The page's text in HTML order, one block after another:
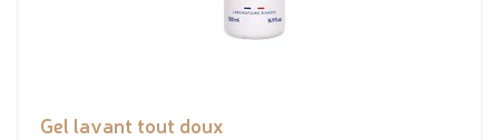
Gel lavant tout doux